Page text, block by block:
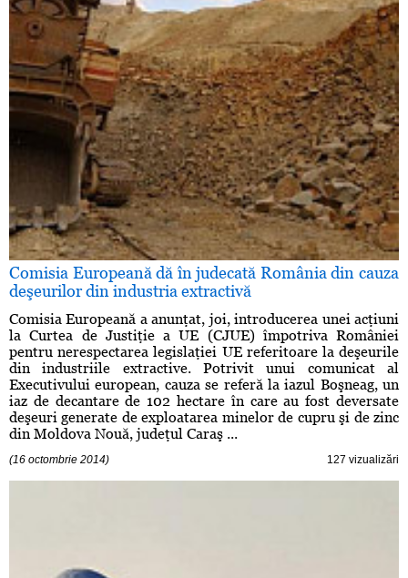
Comisia Europeană dă în judecată România din cauza
deşeurilor din industria extractivă
Comisia Europeană a anunţat, joi, introducerea unei acţiuni
la Curtea de Justiţie a UE (CJUE) împotriva României
pentru nerespectarea legislaţiei UE referitoare la deşeurile
din industriile extractive. Potrivit unui comunicat al
Executivului european, cauza se referă la iazul Boşneag, un
iaz de decantare de 102 hectare în care au fost deversate
deşeuri generate de exploatarea minelor de cupru şi de zinc
din Moldova Nouă, judeţul Caraş ...
(16 octombrie 2014) 127 vizualizări